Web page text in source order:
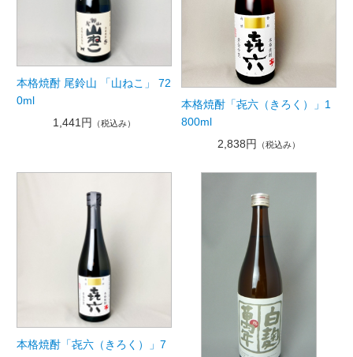
本格焼酎 尾鈴山 「山ねこ」 72
0ml
1,441円
（税込み）
本格焼酎「㐂六（きろく）」1
800ml
2,838円
（税込み）
本格焼酎「㐂六（きろく）」7